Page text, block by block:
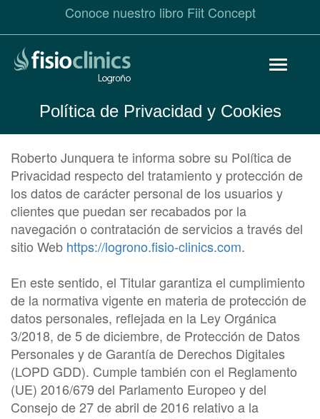
Pasar
principal
Conoce nuestro libro Fiit Concept
Toggle
Política de Privacidad y Cookies
Roberto Junquera te informa sobre su Política de
Privacidad respecto del tratamiento y protección de
los datos de carácter personal de los usuarios y
clientes que puedan ser recabados por la
navegación o contratación de servicios a través del
sitio Web https://logrono.fisio-clinics.com.
En este sentido, el Titular garantiza el cumplimiento
de la normativa vigente en materia de protección de
datos personales, reflejada en la Ley Orgánica
3/2018, de 5 de diciembre, de Protección de Datos
Personales y de Garantía de Derechos Digitales
(LOPD GDD). Cumple también con el Reglamento
(UE) 2016/679 del Parlamento Europeo y del
Consejo de 27 de abril de 2016 relativo a la